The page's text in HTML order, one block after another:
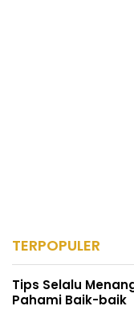
TERPOPULER
Tips Selalu
Pahami Baik-baik